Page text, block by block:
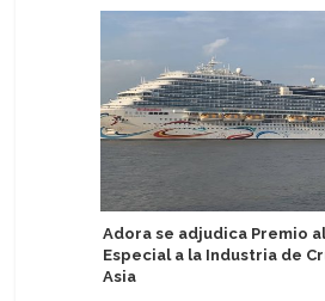
Adora se adjudica Premio
Especial a la Industria de
Asia